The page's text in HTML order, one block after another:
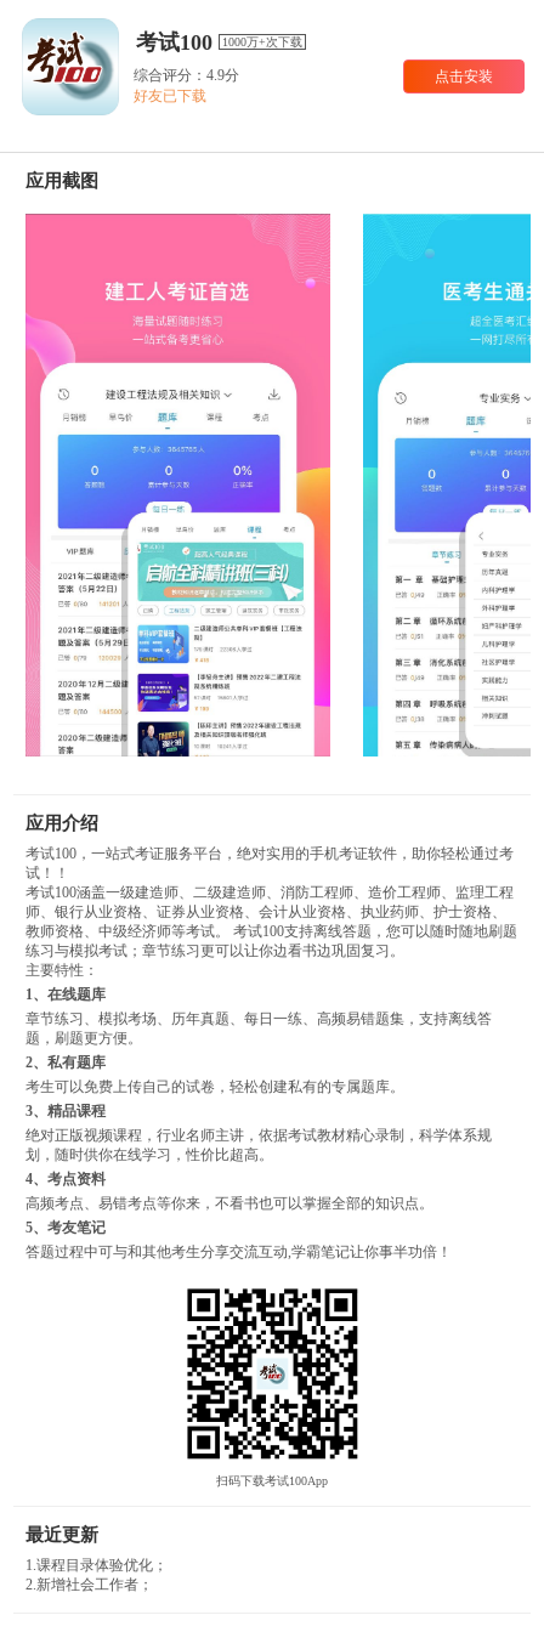
考试100 1000万+次下载
综合评分：4.9分
好友已下载
点击安装
应用截图
应用介绍
考试100，一站式考证服务平台，绝对实用的手机考证软件，助你轻松通过考
试！！
考试100涵盖一级建造师、二级建造师、消防工程师、造价工程师、监理工程
师、银行从业资格、证券从业资格、会计从业资格、执业药师、护士资格、
教师资格、中级经济师等考试。 考试100支持离线答题，您可以随时随地刷题
练习与模拟考试；章节练习更可以让你边看书边巩固复习。
主要特性：
1、在线题库
章节练习、模拟考场、历年真题、每日一练、高频易错题集，支持离线答
题，刷题更方便。
2、私有题库
考生可以免费上传自己的试卷，轻松创建私有的专属题库。
3、精品课程
绝对正版视频课程，行业名师主讲，依据考试教材精心录制，科学体系规
划，随时供你在线学习，性价比超高。
4、考点资料
高频考点、易错考点等你来，不看书也可以掌握全部的知识点。
5、考友笔记
答题过程中可与和其他考生分享交流互动,学霸笔记让你事半功倍！
扫码下载考试100App
最近更新
1.课程目录体验优化；
2.新增社会工作者；